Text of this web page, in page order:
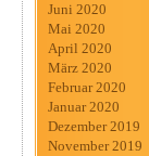
Juni 2020
Mai 2020
April 2020
März 2020
Februar 2020
Januar 2020
Dezember 2019
November 2019